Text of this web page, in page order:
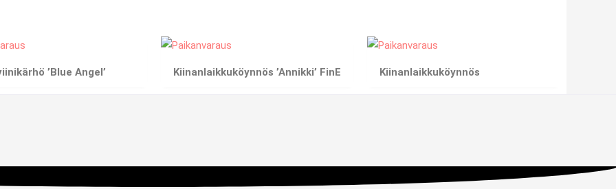
’Blue Angel’ Kiinanlaikkuköynnös ’Annikki’ FinE Kiinanlaikkuköynnös